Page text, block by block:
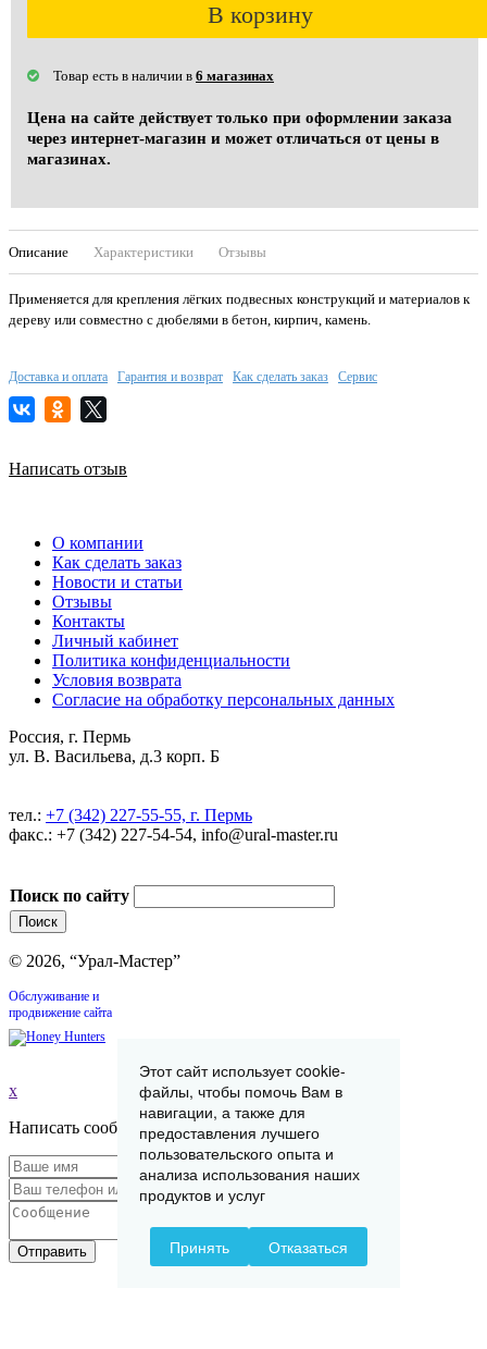
В корзину
Товар есть в наличии в 6 магазинах
Цена на сайте действует только при оформлении заказа
через интернет-магазин и может отличаться от цены в
магазинах.
Описание Характеристики Отзывы
Применяется для крепления лёгких подвесных конструкций и материалов к
дереву или совместно с дюбелями в бетон, кирпич, камень.
Доставка и оплата Гарантия и возврат Как сделать заказ Сервис
Написать отзыв
О компании
Как сделать заказ
Новости и статьи
Отзывы
Контакты
Личный кабинет
Политика конфиденциальности
Условия возврата
Согласие на обработку персональных данных
Россия, г. Пермь
ул. В. Васильева, д.3 корп. Б
тел.: +7 (342) 227-55-55, г. Пермь
факс.: +7 (342) 227-54-54, info@ural-master.ru
Поиск по сайту
© 2026, “Урал-Мастер”
Обслуживание и
продвижение сайта
x
Написать сообщение
Отправить
Этот сайт использует cookie-
файлы, чтобы помочь Вам в
навигации, а также для
предоставления лучшего
пользовательского опыта и
анализа использования наших
продуктов и услуг
Принять Отказаться